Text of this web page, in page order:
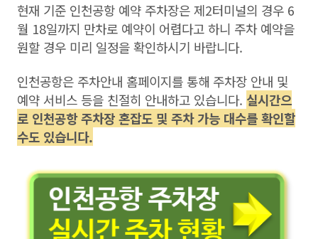
현재 기준 인천공항 예약 주차장은 제2터미널의 경우 6
월 18일까지 만차로 예약이 어렵다고 하니 주차 예약을
원할 경우 미리 일정을 확인하시기 바랍니다.
인천공항은 주차안내 홈페이지를 통해 주차장 안내 및
예약 서비스 등을 친절히 안내하고 있습니다. 실시간으
로 인천공항 주차장 혼잡도 및 주차 가능 대수를 확인할
수도 있습니다.